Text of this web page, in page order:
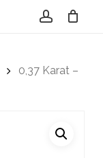
0,37 Karat –